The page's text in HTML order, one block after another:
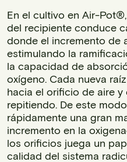
En el cultivo en Air-
del recipiente conduce
donde el incremento de
estimulando la
la capacidad de
oxígeno. Cada nueva
hacia el orificio de aire y
repitiendo. De este
rápidamente una gran
incremento en la
los orificios juega un
calidad del sistema